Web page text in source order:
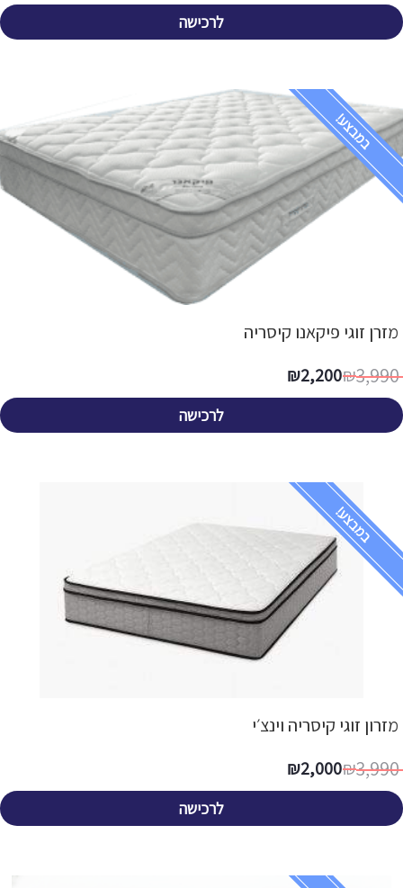
לרכישה
במבצע!
מזרן זוגי פיקאנו קיסריה
3,990
₪
2,200
₪
לרכישה
במבצע!
מזרון זוגי קיסריה וינצ׳י
3,990
₪
2,000
₪
לרכישה